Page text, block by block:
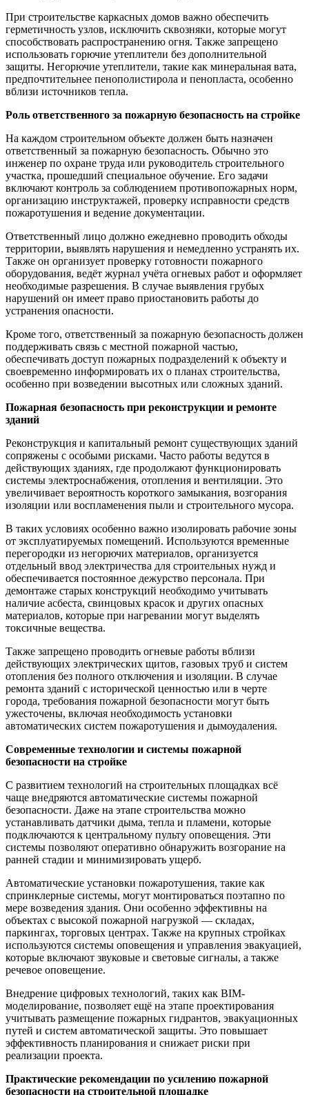
При строительстве каркасных домов важно обеспечить
герметичность узлов, исключить сквозняки, которые могут
способствовать распространению огня. Также запрещено
использовать горючие утеплители без дополнительной
защиты. Негорючие утеплители, такие как минеральная вата,
предпочтительнее пенополистирола и пенопласта, особенно
вблизи источников тепла.
Роль ответственного за пожарную безопасность на стройке
На каждом строительном объекте должен быть назначен
ответственный за пожарную безопасность. Обычно это
инженер по охране труда или руководитель строительного
участка, прошедший специальное обучение. Его задачи
включают контроль за соблюдением противопожарных норм,
организацию инструктажей, проверку исправности средств
пожаротушения и ведение документации.
Ответственный лицо должно ежедневно проводить обходы
территории, выявлять нарушения и немедленно устранять их.
Также он организует проверку готовности пожарного
оборудования, ведёт журнал учёта огневых работ и оформляет
необходимые разрешения. В случае выявления грубых
нарушений он имеет право приостановить работы до
устранения опасности.
Кроме того, ответственный за пожарную безопасность должен
поддерживать связь с местной пожарной частью,
обеспечивать доступ пожарных подразделений к объекту и
своевременно информировать их о планах строительства,
особенно при возведении высотных или сложных зданий.
Пожарная безопасность при реконструкции и ремонте
зданий
Реконструкция и капитальный ремонт существующих зданий
сопряжены с особыми рисками. Часто работы ведутся в
действующих зданиях, где продолжают функционировать
системы электроснабжения, отопления и вентиляции. Это
увеличивает вероятность короткого замыкания, возгорания
изоляции или воспламенения пыли и строительного мусора.
В таких условиях особенно важно изолировать рабочие зоны
от эксплуатируемых помещений. Используются временные
перегородки из негорючих материалов, организуется
отдельный ввод электричества для строительных нужд и
обеспечивается постоянное дежурство персонала. При
демонтаже старых конструкций необходимо учитывать
наличие асбеста, свинцовых красок и других опасных
материалов, которые при нагревании могут выделять
токсичные вещества.
Также запрещено проводить огневые работы вблизи
действующих электрических щитов, газовых труб и систем
отопления без полного отключения и изоляции. В случае
ремонта зданий с исторической ценностью или в черте
города, требования пожарной безопасности могут быть
ужесточены, включая необходимость установки
автоматических систем пожаротушения и дымоудаления.
Современные технологии и системы пожарной
безопасности на стройке
С развитием технологий на строительных площадках всё
чаще внедряются автоматические системы пожарной
безопасности. Даже на этапе строительства можно
устанавливать датчики дыма, тепла и пламени, которые
подключаются к центральному пульту оповещения. Эти
системы позволяют оперативно обнаружить возгорание на
ранней стадии и минимизировать ущерб.
Автоматические установки пожаротушения, такие как
спринклерные системы, могут монтироваться поэтапно по
мере возведения здания. Они особенно эффективны на
объектах с высокой пожарной нагрузкой — складах,
паркингах, торговых центрах. Также на крупных стройках
используются системы оповещения и управления эвакуацией,
которые включают звуковые и световые сигналы, а также
речевое оповещение.
Внедрение цифровых технологий, таких как BIM-
моделирование, позволяет ещё на этапе проектирования
учитывать размещение пожарных гидрантов, эвакуационных
путей и систем автоматической защиты. Это повышает
эффективность планирования и снижает риски при
реализации проекта.
Практические рекомендации по усилению пожарной
безопасности на строительной площадке